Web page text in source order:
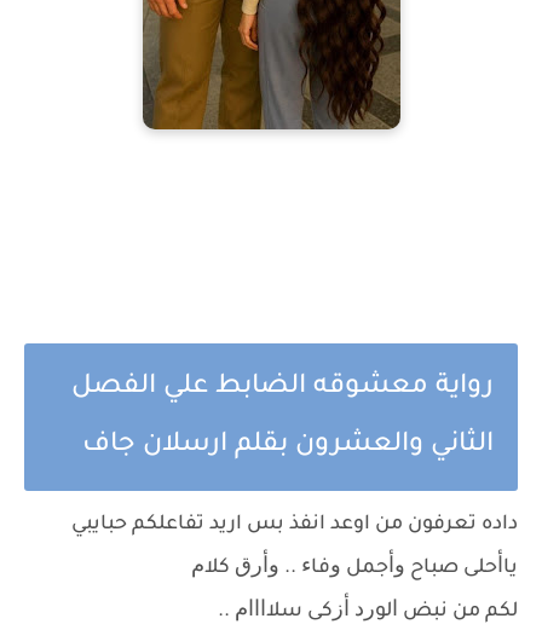
رواية معشوقه الضابط علي الفصل
الثاني والعشرون بقلم ارسلان جاف
داده تعرفون من اوعد انفذ بس اريد تفاعلكم حبايبي
ﻳﺎﺃﺣﻠﻰ صباح ﻭﺃﺟﻤﻞ ﻭﻓﺎﺀ .. ﻭﺃﺭﻕ ﻛﻼﻡ
ﻟﻜﻢ ﻣﻦ ﻧﺒﺾ ﺍﻟﻮﺭﺩ ﺃﺯﻛﻰ ﺳﻼﺍﺍﺍﻡ ..